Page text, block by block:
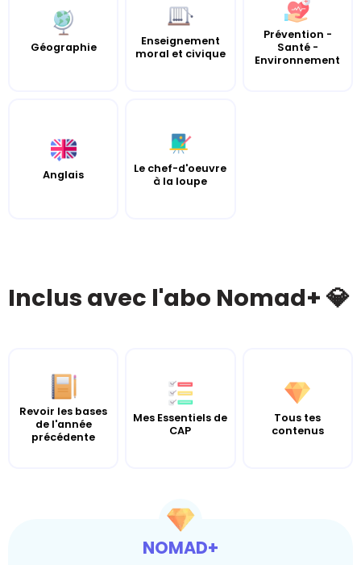
Géographie
Enseignement
moral et civique
Prévention -
Santé -
Environnement
Anglais
Le chef-d'oeuvre
à la loupe
Inclus avec l'abo Nomad+ 💎
Revoir les bases
de l'année
précédente
Mes Essentiels de
CAP
Tous tes
contenus
NOMAD+